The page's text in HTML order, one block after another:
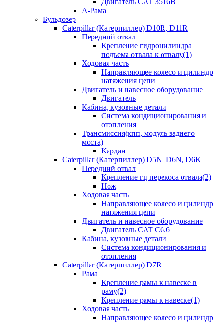
Двигатель CAT 3516B
А-Рама
Бульдозер
Caterpillar (Катерпиллер) D10R, D11R
Передний отвал
Крепление гидроцилиндра
подъема отвала к отвалу(1)
Ходовая часть
Направляющее колесо и цилиндр
натяжения цепи
Двигатель и навесное оборудование
Двигатель
Кабина, кузовные детали
Система кондиционирования и
отопления
Трансмиссия(кпп, модуль заднего
моста)
Кардан
Caterpillar (Катерпиллер) D5N, D6N, D6K
Передний отвал
Крепление гц перекоса отвала(2)
Нож
Ходовая часть
Направляющее колесо и цилиндр
натяжения цепи
Двигатель и навесное оборудование
Двигатель CAT C6.6
Кабина, кузовные детали
Система кондиционирования и
отопления
Caterpillar (Катерпиллер) D7R
Рама
Крепление рамы к навеске в
раму(2)
Крепление рамы к навеске(1)
Ходовая часть
Направляющее колесо и цилиндр